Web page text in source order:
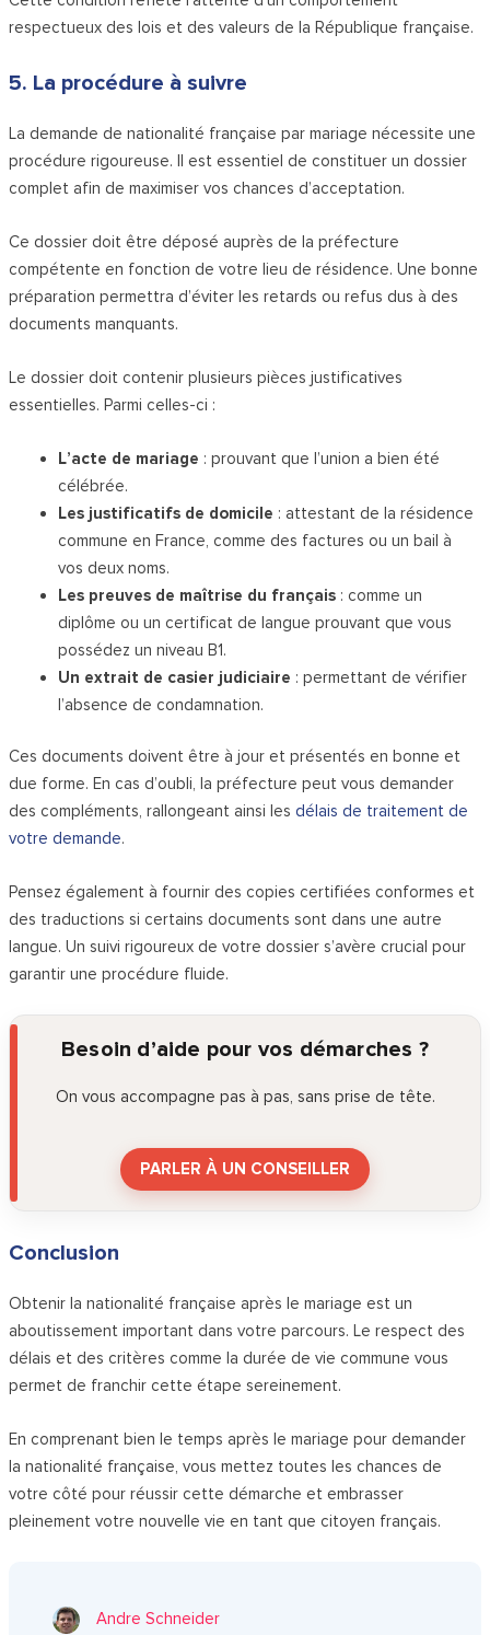
respectueux des lois et des valeurs de la République française.
5. La procédure à suivre
La demande de nationalité française par mariage nécessite une
procédure rigoureuse. Il est essentiel de constituer un dossier
complet afin de maximiser vos chances d’acceptation.
Ce dossier doit être déposé auprès de la préfecture
compétente en fonction de votre lieu de résidence. Une bonne
préparation permettra d’éviter les retards ou refus dus à des
documents manquants.
Le dossier doit contenir plusieurs pièces justificatives
essentielles. Parmi celles-ci :
L’acte de mariage : prouvant que l’union a bien été
célébrée.
Les justificatifs de domicile : attestant de la résidence
commune en France, comme des factures ou un bail à
vos deux noms.
Les preuves de maîtrise du français : comme un
diplôme ou un certificat de langue prouvant que vous
possédez un niveau B1.
Un extrait de casier judiciaire : permettant de vérifier
l’absence de condamnation.
Ces documents doivent être à jour et présentés en bonne et
due forme. En cas d’oubli, la préfecture peut vous demander
des compléments, rallongeant ainsi les délais de traitement de
votre demande.
Pensez également à fournir des copies certifiées conformes et
des traductions si certains documents sont dans une autre
langue. Un suivi rigoureux de votre dossier s’avère crucial pour
garantir une procédure fluide.
Besoin d’aide pour vos démarches ?
On vous accompagne pas à pas, sans prise de tête.
PARLER À UN CONSEILLER
Conclusion
Obtenir la nationalité française après le mariage est un
aboutissement important dans votre parcours. Le respect des
délais et des critères comme la durée de vie commune vous
permet de franchir cette étape sereinement.
En comprenant bien le temps après le mariage pour demander
la nationalité française, vous mettez toutes les chances de
votre côté pour réussir cette démarche et embrasser
pleinement votre nouvelle vie en tant que citoyen français.
Andre Schneider